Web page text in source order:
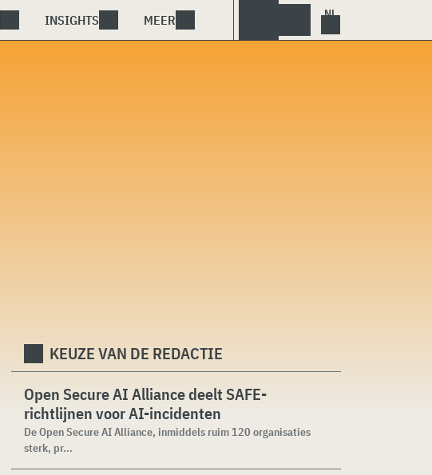
INSIGHTS MEER
KEUZE VAN DE REDACTIE
Open Secure AI Alliance deelt SAFE-
richtlijnen voor AI-incidenten
De Open Secure AI Alliance, inmiddels ruim 120 organisaties
sterk, pr...